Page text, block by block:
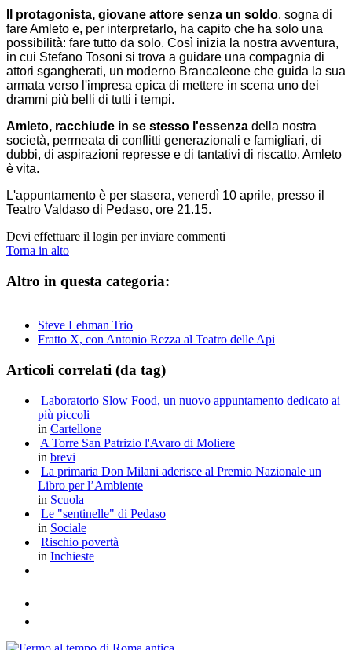
Il protagonista, giovane attore senza un soldo, sogna di
fare Amleto e, per interpretarlo, ha capito che ha solo una
possibilità: fare tutto da solo. Così inizia la nostra avventura,
in cui Stefano Tosoni si trova a guidare una compagnia di
attori sgangherati, un moderno Brancaleone che guida la sua
armata verso l'impresa epica di mettere in scena uno dei
drammi più belli di tutti i tempi.
Amleto, racchiude in se stesso l'essenza della nostra
società, permeata di conflitti generazionali e famigliari, di
dubbi, di aspirazioni represse e di tantativi di riscatto. Amleto
è vita.
L'appuntamento è per stasera, venerdì 10 aprile, presso il
Teatro Valdaso di Pedaso, ore 21.15.
Devi effettuare il login per inviare commenti
Torna in alto
Altro in questa categoria:
Steve Lehman Trio
Fratto X, con Antonio Rezza al Teatro delle Api
Articoli correlati (da tag)
Laboratorio Slow Food, un nuovo appuntamento dedicato ai
più piccoli
in Cartellone
A Torre San Patrizio l'Avaro di Moliere
in brevi
La primaria Don Milani aderisce al Premio Nazionale un
Libro per l’Ambiente
in Scuola
Le "sentinelle" di Pedaso
in Sociale
Rischio povertà
in Inchieste